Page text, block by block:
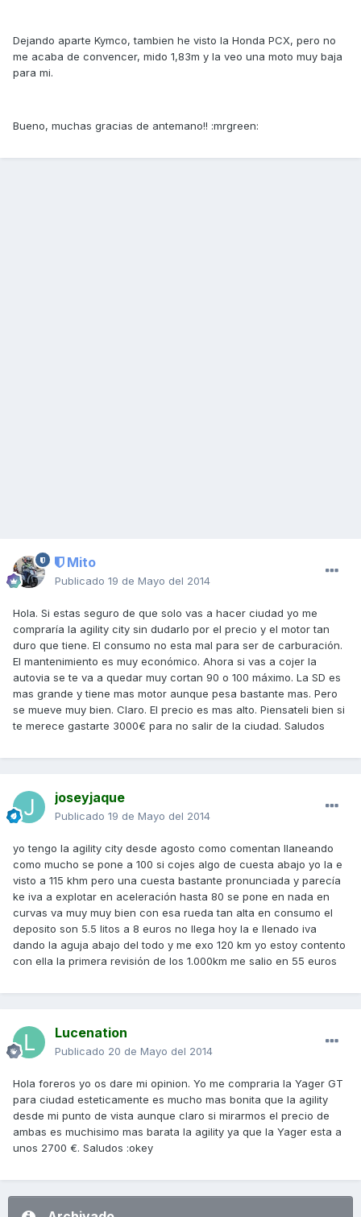
Dejando aparte Kymco, tambien he visto la Honda PCX, pero no
me acaba de convencer, mido 1,83m y la veo una moto muy baja
para mi.
Bueno, muchas gracias de antemano!! :mrgreen:
Mito
Publicado 19 de Mayo del 2014
Hola. Si estas seguro de que solo vas a hacer ciudad yo me
compraría la agility city sin dudarlo por el precio y el motor tan
duro que tiene. El consumo no esta mal para ser de carburación.
El mantenimiento es muy económico. Ahora si vas a cojer la
autovia se te va a quedar muy cortan 90 o 100 máximo. La SD es
mas grande y tiene mas motor aunque pesa bastante mas. Pero
se mueve muy bien. Claro. El precio es mas alto. Piensateli bien si
te merece gastarte 3000€ para no salir de la ciudad. Saludos
joseyjaque
Publicado 19 de Mayo del 2014
yo tengo la agility city desde agosto como comentan llaneando
como mucho se pone a 100 si cojes algo de cuesta abajo yo la e
visto a 115 khm pero una cuesta bastante pronunciada y parecía
ke iva a explotar en aceleración hasta 80 se pone en nada en
curvas va muy muy bien con esa rueda tan alta en consumo el
deposito son 5.5 litos a 8 euros no llega hoy la e llenado iva
dando la aguja abajo del todo y me exo 120 km yo estoy contento
con ella la primera revisión de los 1.000km me salio en 55 euros
Lucenation
Publicado 20 de Mayo del 2014
Hola foreros yo os dare mi opinion. Yo me compraria la Yager GT
para ciudad esteticamente es mucho mas bonita que la agility
desde mi punto de vista aunque claro si mirarmos el precio de
ambas es muchisimo mas barata la agility ya que la Yager esta a
unos 2700 €. Saludos :okey